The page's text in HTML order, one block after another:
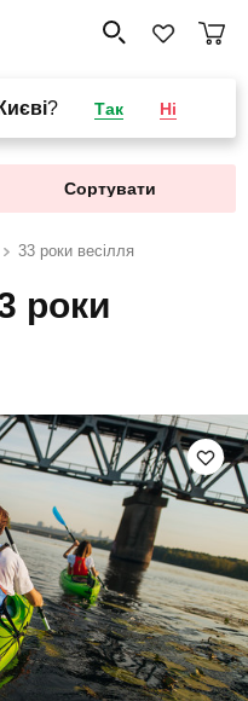
Києві? Так Ні
Сортувати
33 роки весілля
роки